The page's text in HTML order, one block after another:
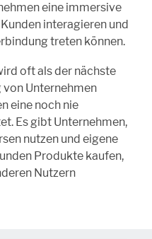
eine immersive
interagieren und
treten können.
oft als der nächste
Unternehmen
eine noch nie
Es gibt Unternehmen,
nutzen und eigene
Produkte kaufen,
Nutzern